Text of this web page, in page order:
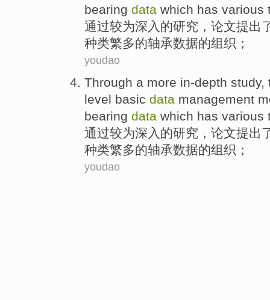
bearing data which has various
通过较为深入 的研究 ， 论文提出
种类繁多的轴承数据的组织 ；
youdao
Through a more in-depth study,
level basic data management
bearing data which has various
通过较为深入 的研究 ， 论文提出
种类繁多的轴承数据的组织 ；
youdao